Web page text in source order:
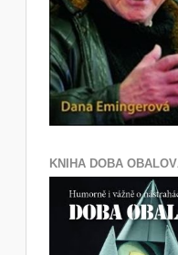
KNIHA DOBA